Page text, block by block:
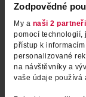
Zodpovědné
My a naši 2 partneři
pomocí technologií,
přístup k
personalizované
na návštěvníky a
vaše údaje používá
Ťapky Modisch